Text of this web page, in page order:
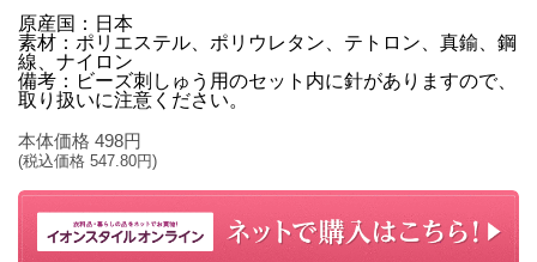
原産国：日本
素材：ポリエステル、ポリウレタン、テトロン、真鍮、鋼
線、ナイロン
備考：ビーズ刺しゅう用のセット内に針がありますので、
取り扱いに注意ください。
本体価格 498円
(税込価格 547.80円)